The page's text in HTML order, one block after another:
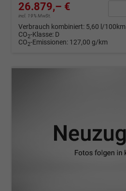
26.879,– €
incl. 19% MwSt.
Verbrauch kombiniert: 5,60 l/100km
CO2-Klasse: D
CO2-Emissionen: 127,00 g/km